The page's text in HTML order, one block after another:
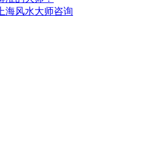
海风水大师咨询